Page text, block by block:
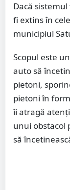
Dacă
fi extins în
municipiul
Scopul este
auto să
pietoni,
pietoni în
îi atragă
unui obstacol
să